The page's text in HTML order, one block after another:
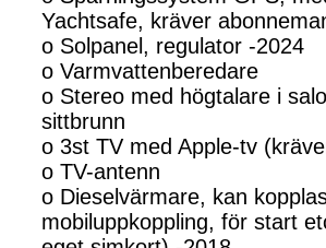
Yachtsafe, kräver
o Solpanel, regulator -2024
o Varmvattenberedare
o Stereo med högtalare i
sittbrunn
o 3st TV med Apple-tv
o TV-antenn
o Dieselvärmare, kan
mobiluppkoppling, för start